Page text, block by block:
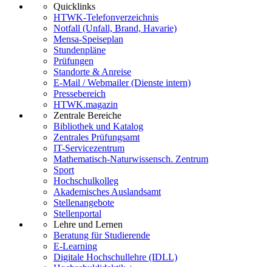
Quicklinks
HTWK-Telefonverzeichnis
Notfall (Unfall, Brand, Havarie)
Mensa-Speiseplan
Stundenpläne
Prüfungen
Standorte & Anreise
E-Mail / Webmailer (Dienste intern)
Pressebereich
HTWK.magazin
Zentrale Bereiche
Bibliothek und Katalog
Zentrales Prüfungsamt
IT-Servicezentrum
Mathematisch-Naturwissensch. Zentrum
Sport
Hochschulkolleg
Akademisches Auslandsamt
Stellenangebote
Stellenportal
Lehre und Lernen
Beratung für Studierende
E-Learning
Digitale Hochschullehre (IDLL)